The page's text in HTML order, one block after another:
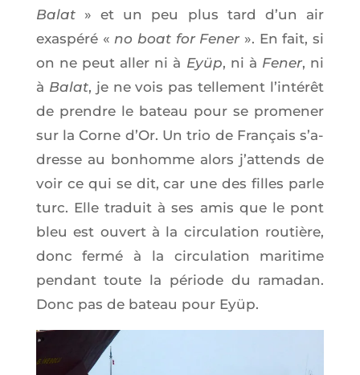
Balat» et un peu plus tard d’un air
exas­pé­ré « no boat for Fener». En fait, si
on ne peut aller ni à Eyüp, ni à Fener, ni
à Balat, je ne vois pas tel­le­ment l’in­té­rêt
de prendre le bateau pour se pro­me­ner
sur la Corne d’Or. Un trio de Fran­çais s’a­
dresse au bon­homme alors j’at­tends de
voir ce qui se dit, car une des filles parle
turc. Elle tra­duit à ses amis que le pont
bleu est ouvert à la cir­cu­la­tion rou­tière,
donc fer­mé à la cir­cu­la­tion mari­time
pen­dant toute la période du rama­dan.
Donc pas de bateau pour Eyüp.